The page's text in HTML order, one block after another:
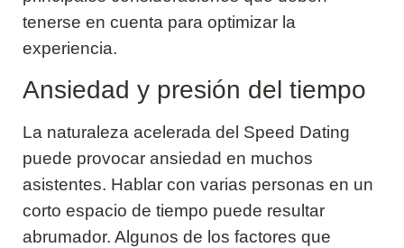
tenerse en cuenta para optimizar la
experiencia.
Ansiedad y presión del tiempo
La naturaleza acelerada del Speed Dating
puede provocar ansiedad en muchos
asistentes. Hablar con varias personas en un
corto espacio de tiempo puede resultar
abrumador. Algunos de los factores que